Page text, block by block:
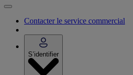
Contacter le service commercial
S’identifier